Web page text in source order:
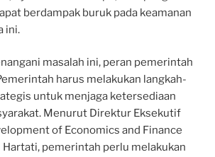
berdampak buruk pada keamanan
ini.
masalah ini, peran pemerintah
harus melakukan langkah-
untuk menjaga ketersediaan
Menurut Direktur Eksekutif
of Economics and Finance
Hartati, pemerintah perlu melakukan